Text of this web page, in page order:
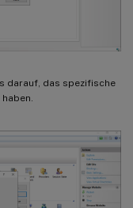
darauf, das spezifische